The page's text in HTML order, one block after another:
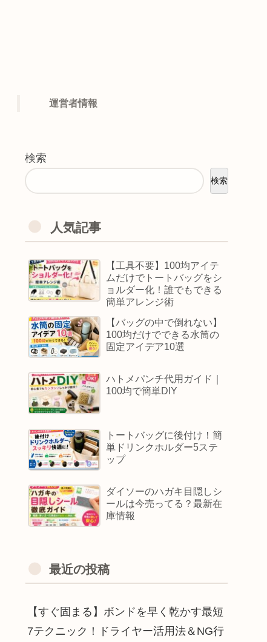
運営者情報
検索
検索
人気記事
【工具不要】100均アイテ
ムだけでトートバッグをシ
ョルダー化！誰でもできる
簡単アレンジ術
【バッグの中で倒れない】
100均だけでできる水筒の
固定アイデア10選
ハトメパンチ代用ガイド｜
100均で簡単DIY
トートバッグに後付け！簡
単ドリンクホルダー5ステ
ップ
ダイソーのハガキ目隠しシ
ールは今売ってる？最新在
庫情報
最近の投稿
【すぐ固まる】ボンドを早く乾かす最短
7テクニック！ドライヤー活用法＆NG行